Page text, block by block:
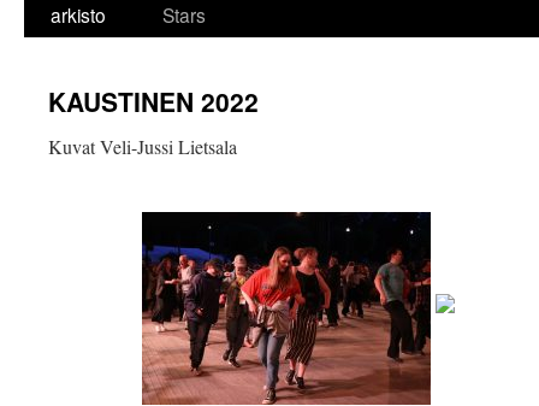
arkisto
Stars
KAUSTINEN 2022
Kuvat Veli-Jussi Lietsala